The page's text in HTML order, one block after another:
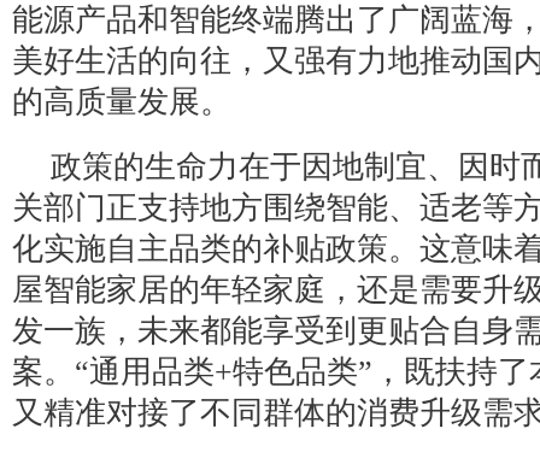
能源产品和智能终端腾出了广阔蓝海
美好生活的向往，又强有力地推动国
的高质量发展。
政策的生命力在于因地制宜、因时
关部门正支持地方围绕智能、适老等
化实施自主品类的补贴政策。这意味
屋智能家居的年轻家庭，还是需要升
发一族，未来都能享受到更贴合自身
案。“通用品类+特色品类”，既扶持
又精准对接了不同群体的消费升级需